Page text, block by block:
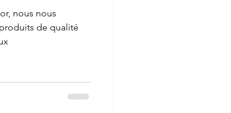
nous nous
de qualité